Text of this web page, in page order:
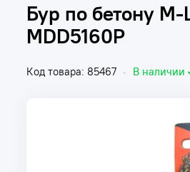
Бур по бетону
MDD5160P
Код товара: 85467 • В наличии